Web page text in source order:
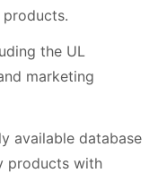
the UL
marketing
available database
products with